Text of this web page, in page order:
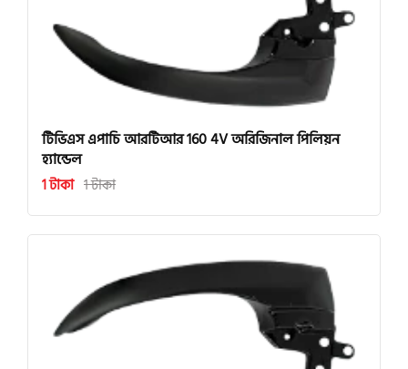
টিভিএস এপাচি আরটিআর 160 4V অরিজিনাল পিলিয়ন
হ্যান্ডেল
1 টাকা 1 টাকা